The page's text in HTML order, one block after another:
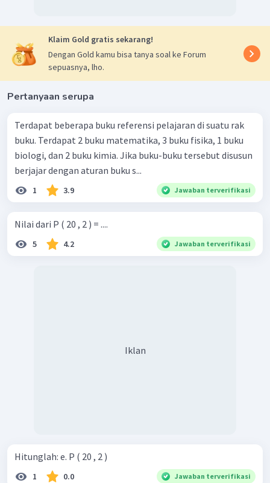
Klaim Gold gratis sekarang!
Dengan Gold kamu bisa tanya soal ke Forum
sepuasnya, lho.
Pertanyaan serupa
Terdapat beberapa buku referensi pelajaran di suatu rak
buku. Terdapat 2 buku matematika, 3 buku fisika, 1 buku
biologi, dan 2 buku kimia. Jika buku-buku tersebut disusun
berjajar dengan aturan buku s...
1 3.9 Jawaban terverifikasi
Nilai dari P ( 20 , 2 ) = ....
5 4.2 Jawaban terverifikasi
Iklan
Hitunglah: e. P ( 20 , 2 )
1 0.0 Jawaban terverifikasi